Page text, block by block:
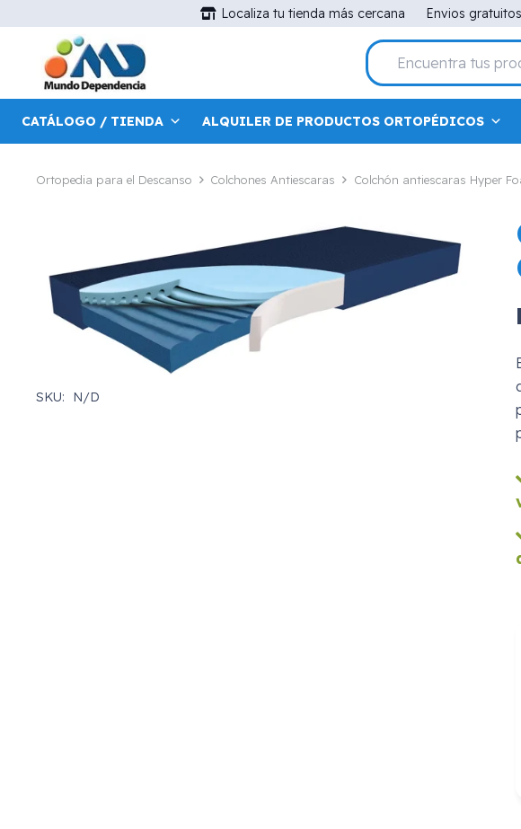
Localiza tu tienda más cercana Envios
CATÁLOGO / TIENDA ALQUILER DE PRODUCTOS ORTOPÉDICOS
Ortopedia para el Descanso Colchones Antiescaras Colchón antiescaras Hyper
SKU: N/D